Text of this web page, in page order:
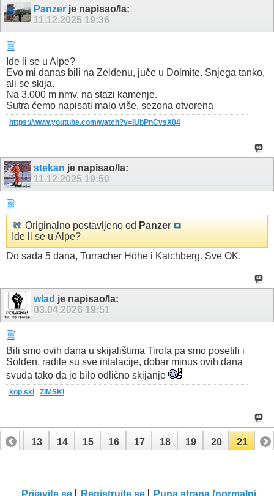
Panzer je napisao/la:
11.12.2025 19:36
Ide li se u Alpe?
Evo mi danas bili na Zeldenu, juče u Dolmite. Snjega tanko,
ali se skija.
Na 3.000 m nmv, na stazi kamenje.
Sutra ćemo napisati malo više, sezona otvorena
https://www.youtube.com/watch?v=IUbPnCvsX04
stekan je napisao/la:
11.12.2025 19:50
Originalno postavljeno od Panzer
Ide li se u Alpe?
Do sada 5 dana, Turracher Höhe i Katchberg. Sve OK.
wlad je napisao/la:
03.04.2026 19:51
Bili smo ovih dana u skijalištima Tirola pa smo posetili i
Solden, radile su sve intalacije, dobar minus ovih dana
svuda tako da je bilo odlično skijanje
kop.ski ZIMSKI
12 13 14 15 16 17 18 19 20 21
Prijavite se Registrujte se Puna strana (normalni